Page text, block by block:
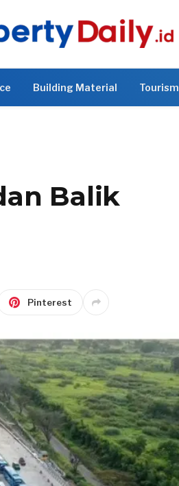
Building Material Tourism
Balik
Pinterest